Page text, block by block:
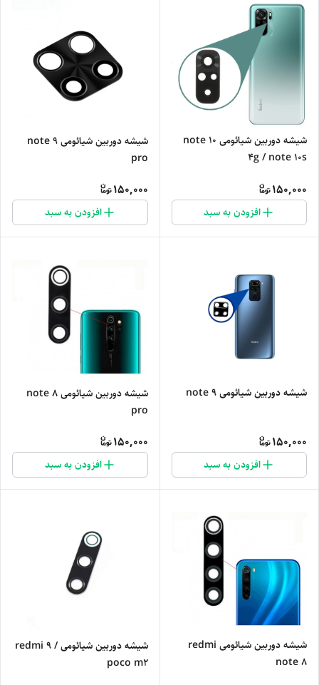
شیشه دوربین شیائومی note 10
4g / note 10s
150,000
افزودن به سبد
شیشه دوربین شیائومی note 9
pro
150,000
افزودن به سبد
شیشه دوربین شیائومی note 9
150,000
افزودن به سبد
شیشه دوربین شیائومی note 8
pro
150,000
افزودن به سبد
شیشه دوربین شیائومی redmi
note 8
شیشه دوربین شیائومی redmi 9 /
poco m2